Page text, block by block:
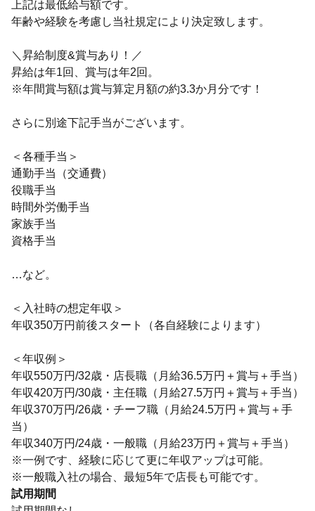
上記は最低給与額です。
年齢や経験を考慮し当社規定により決定致します。
＼昇給制度&賞与あり！／
昇給は年1回、賞与は年2回。
※年間賞与額は賞与算定月額の約3.3か月分です！
さらに別途下記手当がございます。
＜各種手当＞
通勤手当（交通費）
役職手当
時間外労働手当
家族手当
資格手当
…など。
＜入社時の想定年収＞
年収350万円前後スタート（各自経験によります）
＜年収例＞
年収550万円/32歳・店長職（月給36.5万円＋賞与＋手当）
年収420万円/30歳・主任職（月給27.5万円＋賞与＋手当）
年収370万円/26歳・チーフ職（月給24.5万円＋賞与＋手
当）
年収340万円/24歳・一般職（月給23万円＋賞与＋手当）
※一例です、経験に応じて更に年収アップは可能。
※一般職入社の場合、最短5年で店長も可能です。
試用期間